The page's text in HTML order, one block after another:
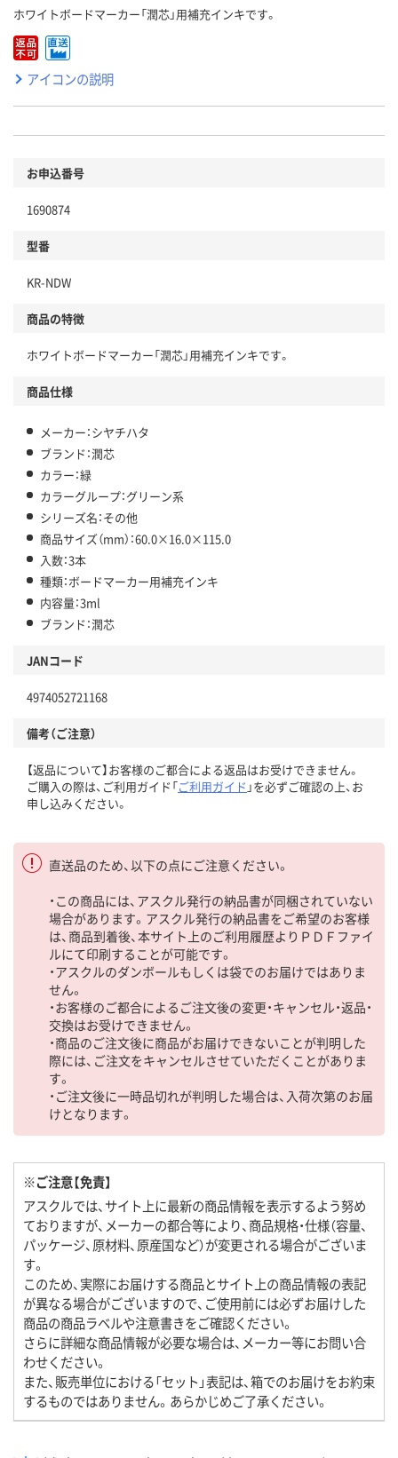
ホワイトボードマーカー「潤芯」用補充インキです。
アイコンの説明
お申込番号
1690874
型番
KR-NDW
商品の特徴
ホワイトボードマーカー「潤芯」用補充インキです。
商品仕様
メーカー：シヤチハタ
ブランド：潤芯
カラー：緑
カラーグループ：グリーン系
シリーズ名：その他
商品サイズ（mm）：60.0×16.0×115.0
入数：3本
種類：ボードマーカー用補充インキ
内容量：3ml
ブランド：潤芯
JANコード
4974052721168
備考（ご注意）
【返品について】お客様のご都合による返品はお受けできません。
ご購入の際は、ご利用ガイド「ご利用ガイド 」を必ずご確認の上、お
申し込みください。
直送品のため、以下の点にご注意ください。
・この商品には、アスクル発行の納品書が同梱されていない
場合があります。アスクル発行の納品書をご希望のお客様
は、商品到着後、本サイト上のご利用履歴よりＰＤＦファイ
ルにて印刷することが可能です。
・アスクルのダンボールもしくは袋でのお届けではありま
せん。
・お客様のご都合によるご注文後の変更・キャンセル・返品・
交換はお受けできません。
・商品のご注文後に商品がお届けできないことが判明した
際には、ご注文をキャンセルさせていただくことがありま
す。
・ご注文後に一時品切れが判明した場合は、入荷次第のお届
けとなります。
※ご注意【免責】
アスクルでは、サイト上に最新の商品情報を表示するよう努め
ておりますが、メーカーの都合等により、商品規格・仕様（容量、
パッケージ、原材料、原産国など）が変更される場合がございま
す。
このため、実際にお届けする商品とサイト上の商品情報の表記
が異なる場合がございますので、ご使用前には必ずお届けした
商品の商品ラベルや注意書きをご確認ください。
さらに詳細な商品情報が必要な場合は、メーカー等にお問い合
わせください。
また、販売単位における「セット」表記は、箱でのお届けをお約束
するものではありません。あらかじめご了承ください。